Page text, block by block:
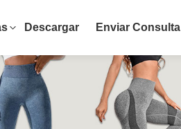
Descargar Enviar Consulta